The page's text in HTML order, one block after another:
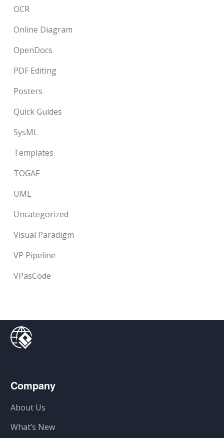
OCR
Online Diagram
OpenDocs
PDF Editing
Posters
Quick Guides
SysML
Templates
TOGAF
UML
Uncategorized
Visual Paradigm
VP Pipeline
VPasCode
Company
About Us
What’s New